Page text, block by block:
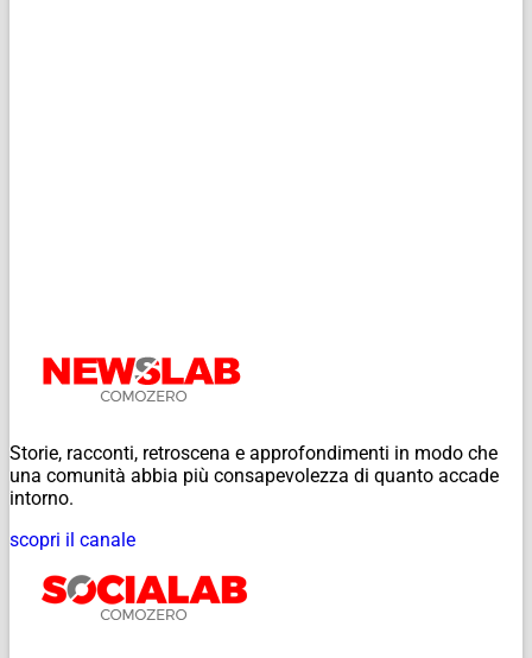
Storie, racconti, retroscena e approfondimenti in modo che
una comunità abbia più consapevolezza di quanto accade
intorno.
scopri il canale